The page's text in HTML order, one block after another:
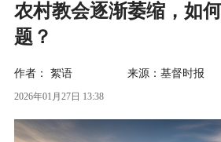
农村教会逐渐萎缩，如
题？
作者： 絮语 来源：基督时报
2026年01月27日 13:38